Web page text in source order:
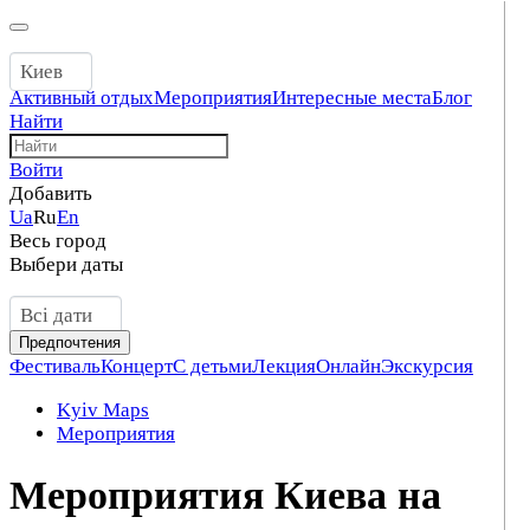
Киев
Активный отдыхМероприятияИнтересные местаБлог
Найти
Войти
Добавить
UaRuEn
Весь город
Выбери даты
Всі дати
Предпочтения
ФестивальКонцертС детьмиЛекцияОнлайнЭкскурсия
Kyiv Maps
Мероприятия
Мероприятия Киева на